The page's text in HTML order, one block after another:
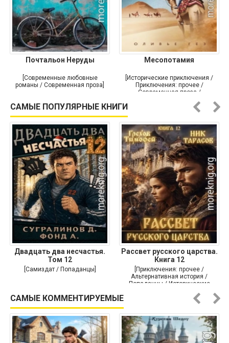
Почтальон Неруды
[Современные любовные
романы / Современная проза]
Месопотамия
[Исторические приключения /
Приключения: прочее /
Современная проза /
САМЫЕ ПОПУЛЯРНЫЕ КНИГИ
Двадцать два несчастья.
Том 12
[Самиздат / Попаданцы]
Рассвет русского царства.
Книга 12
[Приключения: прочее /
Альтернативная история /
Попаданцы / Исторические
САМЫЕ КОММЕНТИРУЕМЫЕ